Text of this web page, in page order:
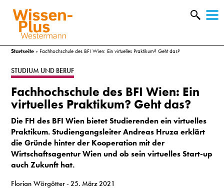
Startseite » Fachhochschule des BFI Wien: Ein virtuelles Praktikum? Geht das?
STUDIUM UND BERUF
Fachhochschule des BFI Wien: Ein
virtuelles Praktikum? Geht das?
Die FH des BFI Wien bietet Studierenden ein virtuelles
Praktikum. Studiengangsleiter Andreas Hruza erklärt
die Gründe hinter der Kooperation mit der
Wirtschaftsagentur Wien und ob sein virtuelles Start-up
auch Zukunft hat.
Florian Wörgötter- 25. März 2021